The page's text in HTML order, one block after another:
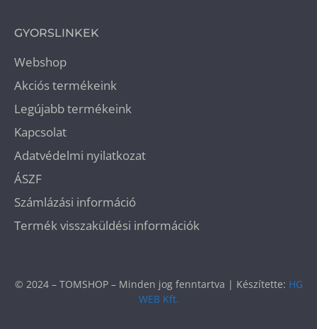
GYORSLINKEK
Webshop
Akciós termékeink
Legújabb termékeink
Kapcsolat
Adatvédelmi nyilatkozat
ÁSZF
Számlázási információ
Termék visszaküldési információk
© 2024 – TOMSHOP – Minden jog fenntartva | Készítette: HG
WEB Kft.